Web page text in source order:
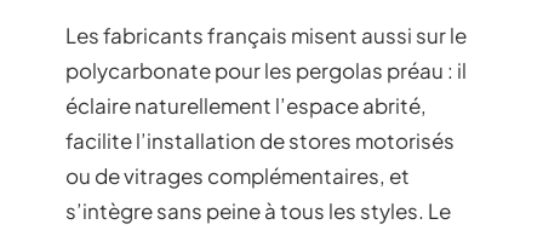
Les fabricants français misent aussi sur le
polycarbonate pour les pergolas préau : il
éclaire naturellement l’espace abrité,
facilite l’installation de stores motorisés
ou de vitrages complémentaires, et
s’intègre sans peine à tous les styles. Le